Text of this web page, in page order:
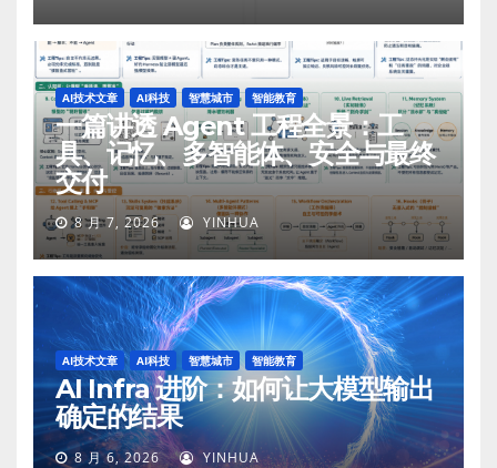
AI技术文章 AI科技 智慧城市 智能教育
一篇讲透 Agent 工程全景：工
具、记忆、多智能体、安全与最终
交付
8 月 7, 2026 YINHUA
AI技术文章 AI科技 智慧城市 智能教育
AI Infra 进阶：如何让大模型输出
确定的结果
8 月 6, 2026 YINHUA